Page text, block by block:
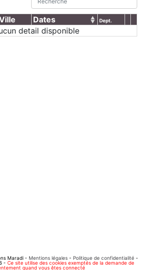
Dates Dept.
detail disponible
Maradi - Mentions légales - Politique de confidentialité -
- Ce site utilise des cookies exemptés de la demande de
quand vous êtes connecté